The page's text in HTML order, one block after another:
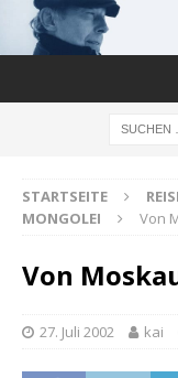
STARTSEITE
MONGOLEI
Von
Von
27. Juli 2002 kai